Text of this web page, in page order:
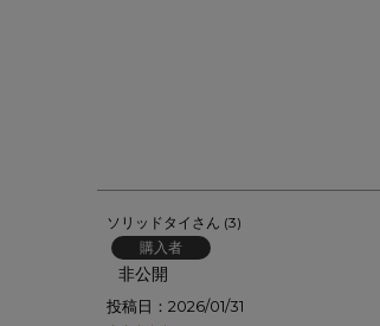
ソリッドタイ
3
購入者
非公開
投稿日 2026/01/31